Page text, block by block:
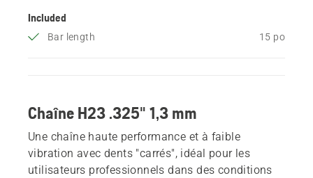
Included
Bar length 15 po
Chaîne H23 .325" 1,3 mm
Une chaîne haute performance et à faible
vibration avec dents "carrés", idéal pour les
utilisateurs professionnels dans des conditions